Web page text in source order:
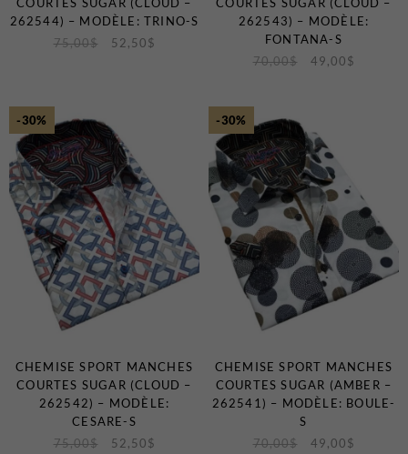
COURTES SUGAR (CLOUD –
262544) – MODÈLE: TRINO-S
75,00$ 52,50 $
COURTES SUGAR (CLOUD –
262543) – MODÈLE:
FONTANA-S
70,00$ 49,00 $
-30%
CHEMISE SPORT MANCHES
COURTES SUGAR (CLOUD –
262542) – MODÈLE:
CESARE-S
75,00$ 52,50 $
-30%
CHEMISE SPORT MANCHES
COURTES SUGAR (AMBER –
262541) – MODÈLE: BOULE-
S
70,00$ 49,00 $